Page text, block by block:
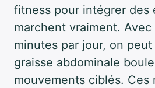
fitness pour intégrer des
marchent vraiment.
minutes par jour, on
graisse abdominale
mouvements ciblés. Ces